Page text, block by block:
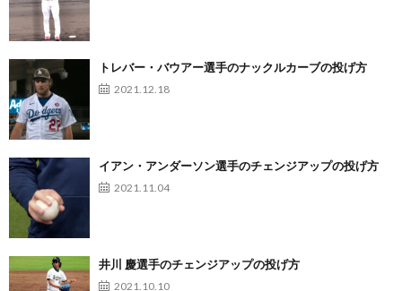
トレバー・バウアー選手のナックルカーブの投げ方
2021.12.18
イアン・アンダーソン選手のチェンジアップの投げ方
2021.11.04
井川 慶選手のチェンジアップの投げ方
2021.10.10